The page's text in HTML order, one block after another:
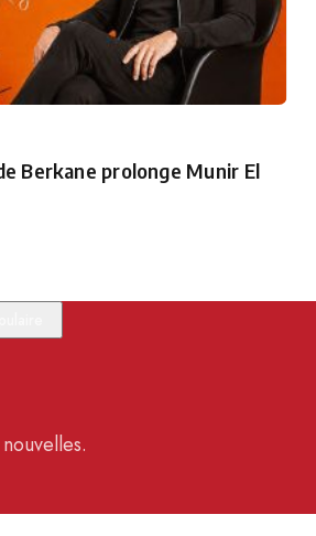
Berkane prolonge Munir El